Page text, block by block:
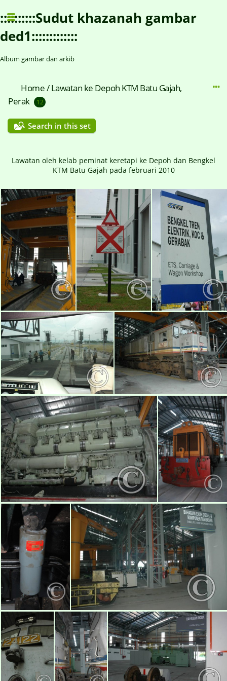
::::::::::Sudut khazanah gambar
ded1:::::::::::::
Album gambar dan arkib
Home/Lawatan ke Depoh KTM Batu Gajah,
Perak
12
Search in this set
Lawatan oleh kelab peminat keretapi ke Depoh dan Bengkel
KTM Batu Gajah pada februari 2010